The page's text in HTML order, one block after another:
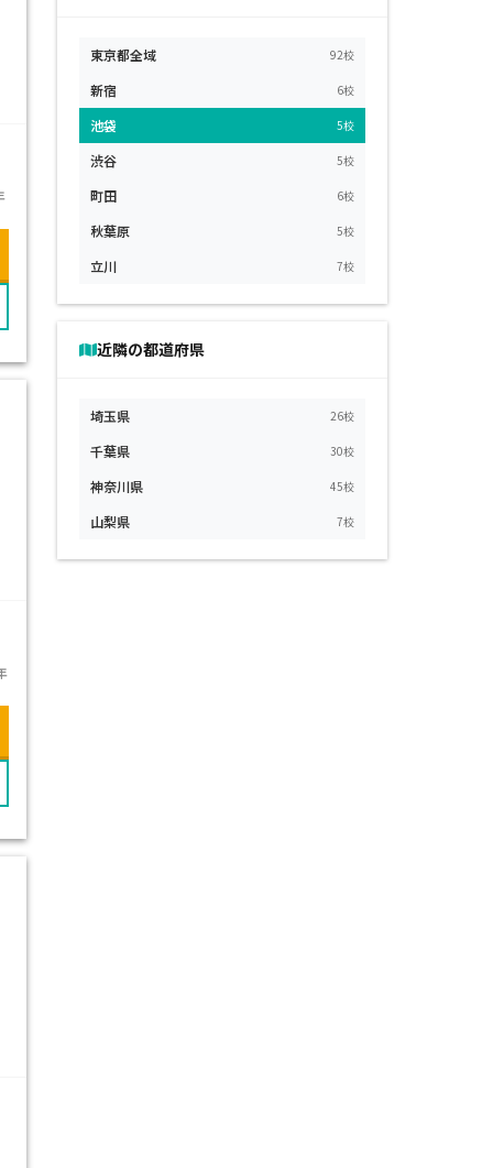
東京都全域 92校
新宿 6校
池袋 5校
渋谷 5校
町田 6校
秋葉原 5校
立川 7校
近隣の都道府県
埼玉県 26校
千葉県 30校
神奈川県 45校
山梨県 7校